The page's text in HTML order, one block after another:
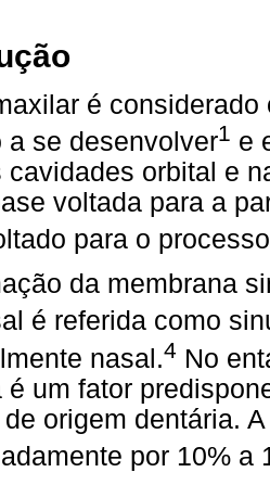
é
a se desenvolver1 e
cavidades orbital e
voltada para a
para o
da membrana
é referida como
nasal.4 No
é um fator
origem dentária.
por 10% a